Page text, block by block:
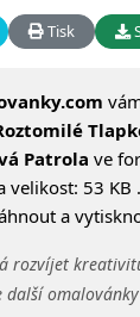
Tisk
Patrola ve
velikost: 53 KB
a
rozvíjet
omalovánky